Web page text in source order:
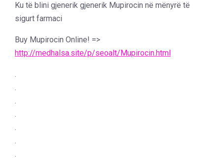
Ku të blini gjenerik gjenerik Mupirocin në mënyrë të
sigurt farmaci
Buy Mupirocin Online! =>
http://medhalsa.site/p/seoalt/Mupirocin.html
.
.
.
.
.
.
.